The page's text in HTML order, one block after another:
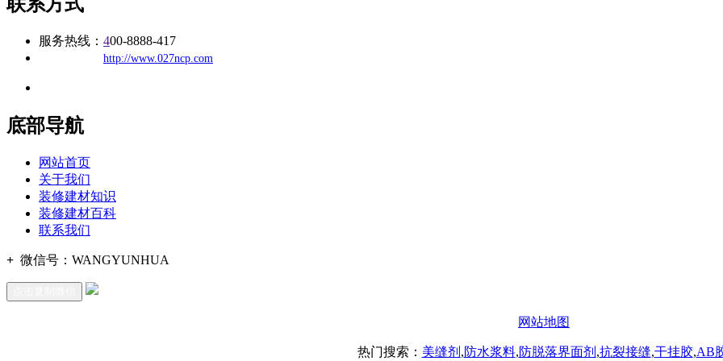
服务热线： 400-8888-417
http://www.027ncp.com
底部导航
网站首页
关于我们
装修建材知识
装修建材百科
联系我们
+ 微信号： WANGYUNHUA
网站地图
热门搜索： 美缝剂 ,防水浆料,防脱落界面剂 ,抗裂接缝,干挂胶,AB